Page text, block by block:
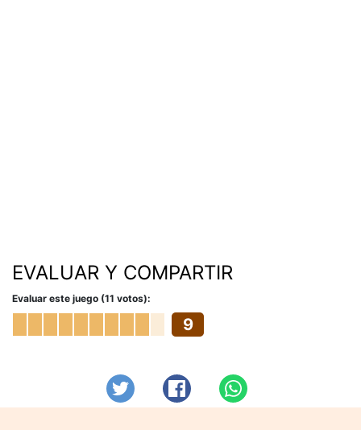
EVALUAR Y COMPARTIR
Evaluar este juego (11 votos):
9